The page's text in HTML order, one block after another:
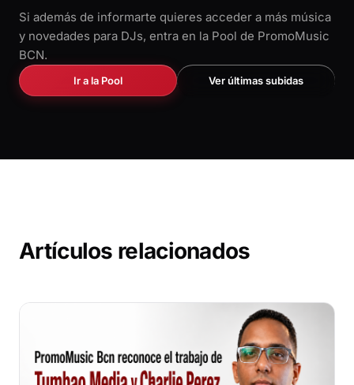
Si además de informarte quieres acceder a más música
y novedades para DJs, entra en la Pool de PromoMusic
BCN.
Ir a la Pool Ver últimas subidas
Artículos relacionados